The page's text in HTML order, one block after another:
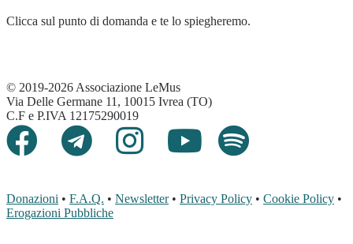
Clicca sul punto di domanda e te lo spiegheremo.
© 2019-2026 Associazione LeMus
Via Delle Germane 11, 10015 Ivrea (TO)
C.F e P.IVA 12175290019
Donazioni • F.A.Q. • Newsletter• Privacy Policy • Cookie Policy •
Erogazioni Pubbliche